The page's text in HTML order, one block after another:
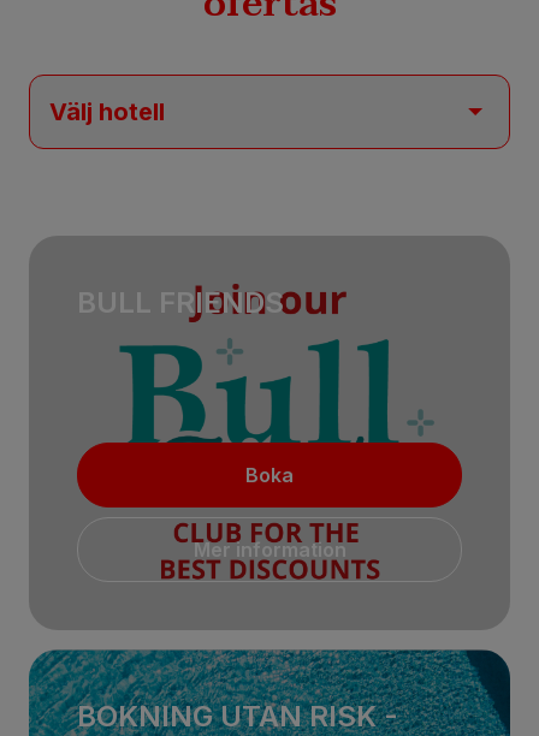
BULL FRIENDS
Boka
Mer information
BOKNING UTAN RISK -